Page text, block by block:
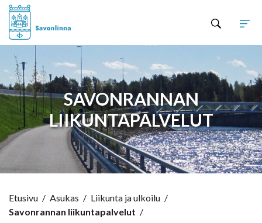
SAVONRANNAN
LIIKUNTAPALVELUT
Etusivu / Asukas / Liikunta ja ulkoilu /
Savonrannan liikuntapalvelut /